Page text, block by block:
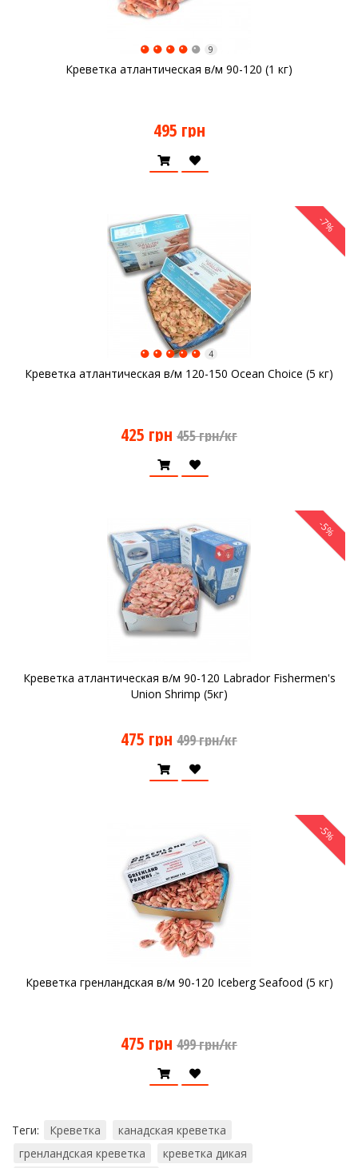
Креветка атлантическая в/м 90-120 (1 кг)
9
495 грн
-7%
Креветка атлантическая в/м 120-150 Ocean Choice (5 кг)
4
425 грн 455 грн/кг
-5%
Креветка атлантическая в/м 90-120 Labrador Fishermen's
Union Shrimp (5кг)
475 грн 499 грн/кг
-5%
Креветка гренландская в/м 90-120 Iceberg Seafood (5 кг)
475 грн 499 грн/кг
Теги: Креветка
канадская креветка
гренландская креветка
креветка дикая